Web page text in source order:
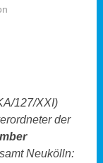
127/XXI)
der
Neukölln: